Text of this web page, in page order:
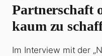
Partnerschaft
kaum zu
Im Interview mit der